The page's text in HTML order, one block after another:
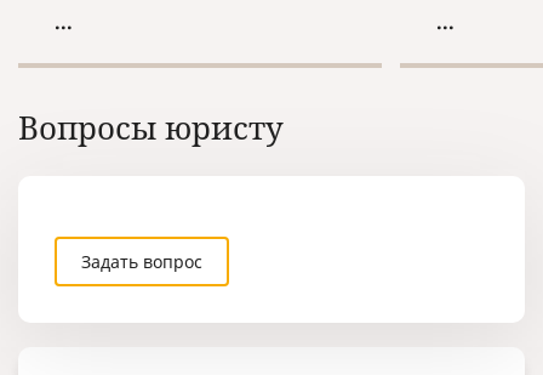
преследования и прекращения
...
дубликата
...
Вопросы юристу
Задать вопрос